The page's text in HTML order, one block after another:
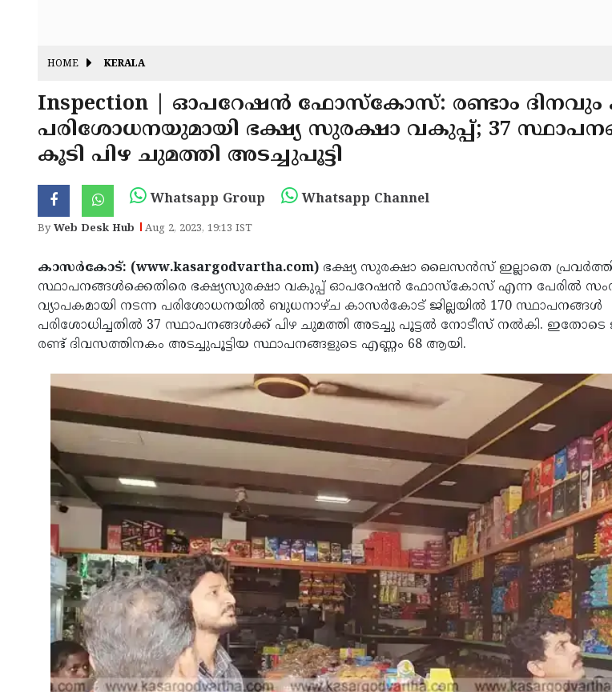
HOME KERALA
Inspection | ഓപറേഷന്‍ ഫോസ്‌കോസ്: രണ്ടാം
പരിശോധനയുമായി ഭക്ഷ്യ സുരക്ഷാ വകുപ്പ്; 37
കൂടി പിഴ ചുമത്തി അടച്ചുപൂട്ടി
Whatsapp Group Whatsapp Channel
ByWeb Desk Hub Aug 2, 2023, 19:13 IST
കാസര്‍കോട്: (www.kasargodvartha.com) ഭക്ഷ്യ സുരക്ഷാ ലൈസന്‍സ് ഇല്ലാതെ
സ്ഥാപനങ്ങള്‍ക്കെതിരെ ഭക്ഷ്യസുരക്ഷാ വകുപ്പ് ഓപറേഷന്‍ ഫോസ്‌കോസ് എന്ന പേരില്‍
വ്യാപകമായി നടന്ന പരിശോധനയില്‍ ബുധനാഴ്ച കാസര്‍കോട് ജില്ലയില്‍ 170 സ്ഥാപനങ്ങള്‍
പരിശോധിച്ചതില്‍ 37 സ്ഥാപനങ്ങള്‍ക്ക് പിഴ ചുമത്തി അടച്ചു പൂട്ടല്‍ നോടീസ് നല്‍കി. ഇതോടെ
രണ്ട് ദിവസത്തിനകം അടച്ചുപൂട്ടിയ സ്ഥാപനങ്ങളുടെ എണ്ണം 68 ആയി.